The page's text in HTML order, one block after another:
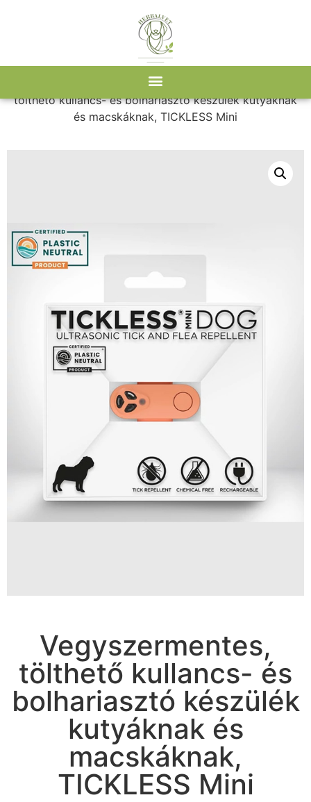
Kiegészítők
tölthető kullancs- és bolhariasztó készülék kutyáknak
és macskáknak, TICKLESS Mini
Vegyszermentes,
tölthető kullancs- és
bolhariasztó készülék
kutyáknak és
macskáknak,
TICKLESS Mini